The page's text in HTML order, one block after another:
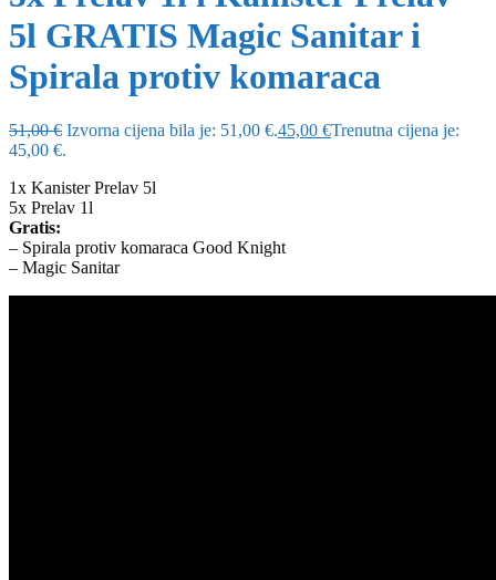
5l GRATIS Magic Sanitar i
Spirala protiv komaraca
51,00€ Izvorna cijena bila je: 51,00 €.45,00 €Trenutna cijena je:
45,00 €.
1x Kanister Prelav 5l
5x Prelav 1l
Gratis:
– Spirala protiv komaraca Good Knight
– Magic Sanitar